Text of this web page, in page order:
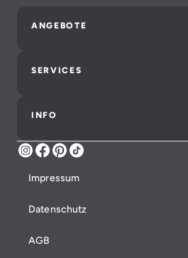
ANGEBOTE
SERVICES
INFO
Instagram
Facebook
Pinterest
Impressum
Datenschutz
AGB